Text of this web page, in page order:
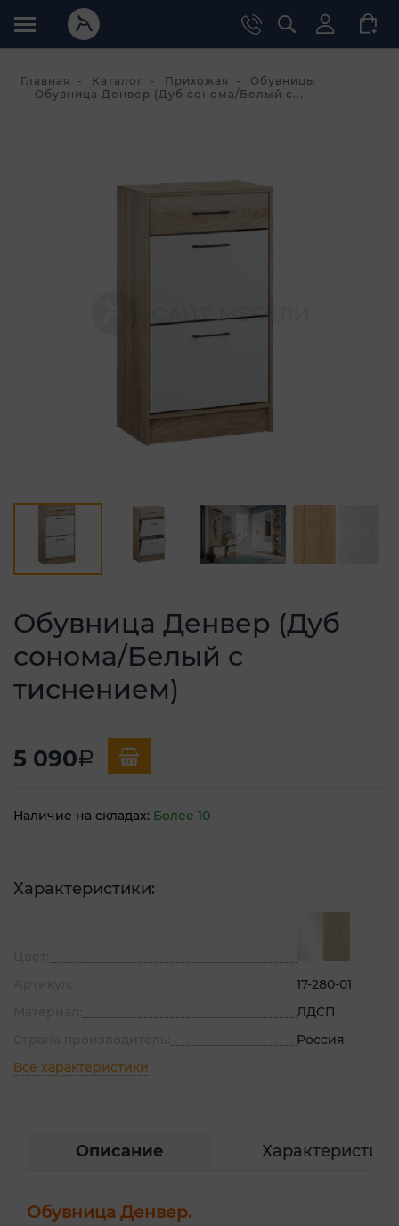
Главная Каталог Прихожая
Обувницы
Обувница Денвер (Дуб сонома/Белый с...
Обувница Денвер (Дуб
сонома/Белый с
тиснением)
5 090a
Наличие на складах: Более 10
Характеристики:
17-280-01
ЛДСП
Россия
Все характеристики
Описание Характеристики
Обувница Денвер.